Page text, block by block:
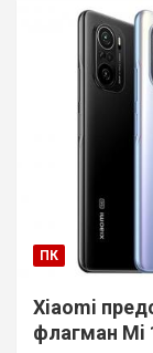
ПК
Xiaomi
флагман Mi